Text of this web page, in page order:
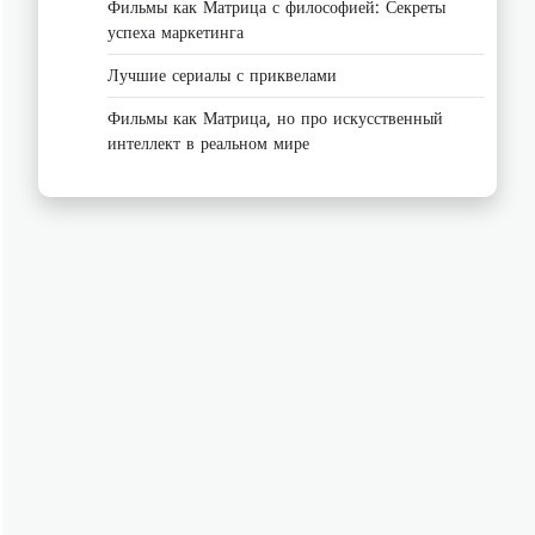
Фильмы как Матрица с философией: Секреты
успеха маркетинга
Лучшие сериалы с приквелами
Фильмы как Матрица, но про искусственный
интеллект в реальном мире